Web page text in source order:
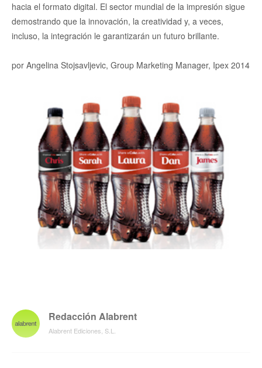
hacia el formato digital. El sector mundial de la impresión sigue
demostrando que la innovación, la creatividad y, a veces,
incluso, la integración le garantizarán un futuro brillante.
por Angelina Stojsavljevic, Group Marketing Manager, Ipex 2014
Redacción Alabrent
Alabrent Ediciones, S.L.